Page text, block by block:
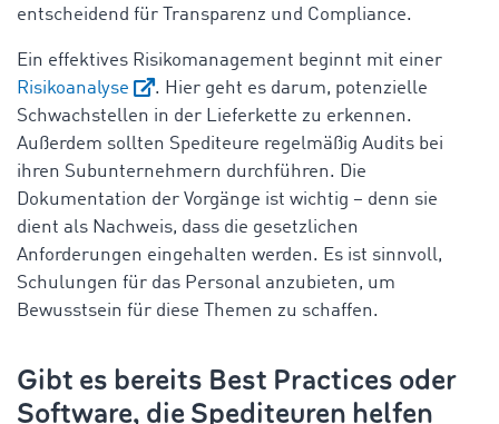
entscheidend für Transparenz und Compliance.
Ein effektives Risikomanagement beginnt mit einer
Risikoanalyse
. Hier geht es darum, potenzielle
Schwachstellen in der Lieferkette zu erkennen.
Außerdem sollten Spediteure regelmäßig Audits bei
ihren Subunternehmern durchführen. Die
Dokumentation der Vorgänge ist wichtig – denn sie
dient als Nachweis, dass die gesetzlichen
Anforderungen eingehalten werden. Es ist sinnvoll,
Schulungen für das Personal anzubieten, um
Bewusstsein für diese Themen zu schaffen.
Gibt es bereits Best Practices oder
Software, die Spediteuren helfen